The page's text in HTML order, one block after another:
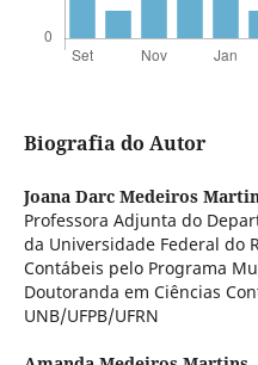
Biografia do Autor
Joana Darc Medeiros
Professora Adjunta do
da Universidade Federal do
Contábeis pelo Programa
Doutoranda em Ciências
UNB/UFPB/UFRN